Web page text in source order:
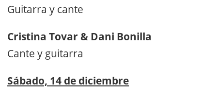
Guitarra y cante
Cristina Tovar & Dani Bonilla
Cante y guitarra
Sábado, 14 de diciembre